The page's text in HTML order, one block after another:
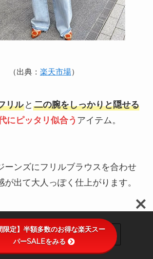
（出典： 楽天市場）
リルと 二の腕をしっかりと隠せる
にピッタリ似合う アイテム。
ーンズにフリルブラウスを合わせ
が出て大人っぽく仕上がります。
ぽく見えるフリルブラウス
限定】半額多数のお得な楽天スー
パーSALEをみる